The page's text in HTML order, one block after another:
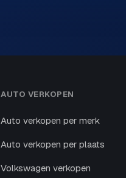
AUTO VERKOPEN
Auto verkopen per merk
Auto verkopen per plaats
Volkswagen verkopen